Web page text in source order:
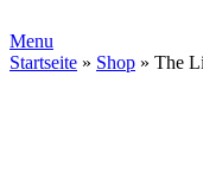
Menu
Startseite » Shop » The